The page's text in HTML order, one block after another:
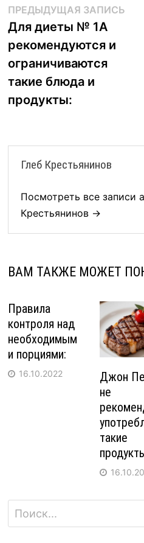
Навигация
по
записям
ПРЕДЫДУЩАЯ ЗАПИСЬ
Для диеты № 1А
рекомендуются и
ограничиваются
такие блюда и
продукты:
Глеб Крестьянинов
Посмотреть все записи
Крестьянинов →
ВАМ ТАКЖЕ МОЖЕТ
Правила
контроля над
необходимым
и порциями:
16.10.2022
Джон
не
такие
Найти: